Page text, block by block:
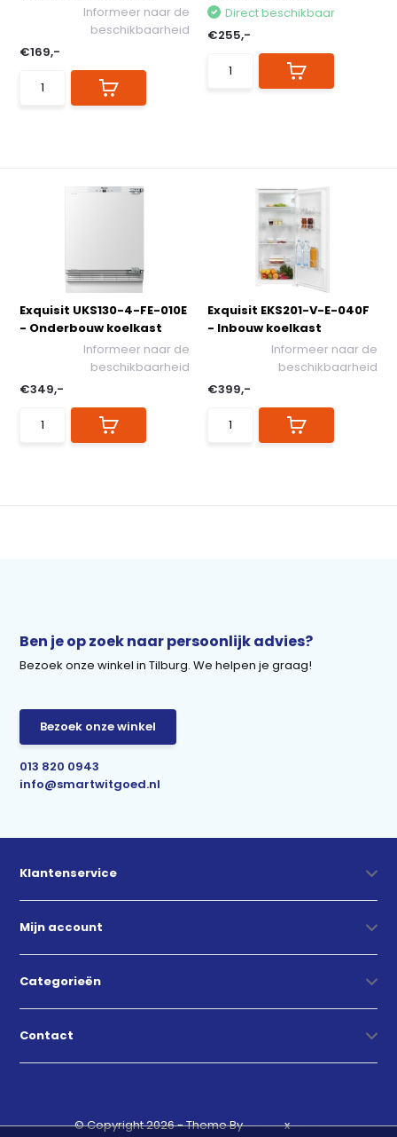
Informeer naar de
beschikbaarheid
€169,-
Direct beschikbaar
€255,-
Exquisit UKS130-4-FE-010E
- Onderbouw koelkast
Informeer naar de
beschikbaarheid
€349,-
Exquisit EKS201-V-E-040F
- Inbouw koelkast
Informeer naar de
beschikbaarheid
€399,-
Ben je op zoek naar persoonlijk advies?
Bezoek onze winkel in Tilburg. We helpen je graag!
Bezoek onze winkel
013 820 0943
info@smartwitgoed.nl
Klantenservice
Mijn account
Categorieën
Contact
© Copyright 2026 - Theme ByDMWSxPlus+